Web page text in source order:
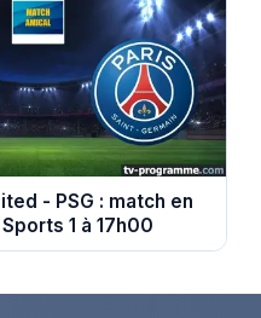
- PSG : match en
1 à 17h00